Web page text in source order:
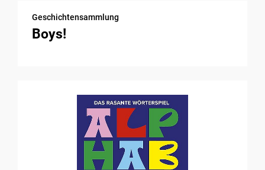
Geschichtensammlung
Boys!